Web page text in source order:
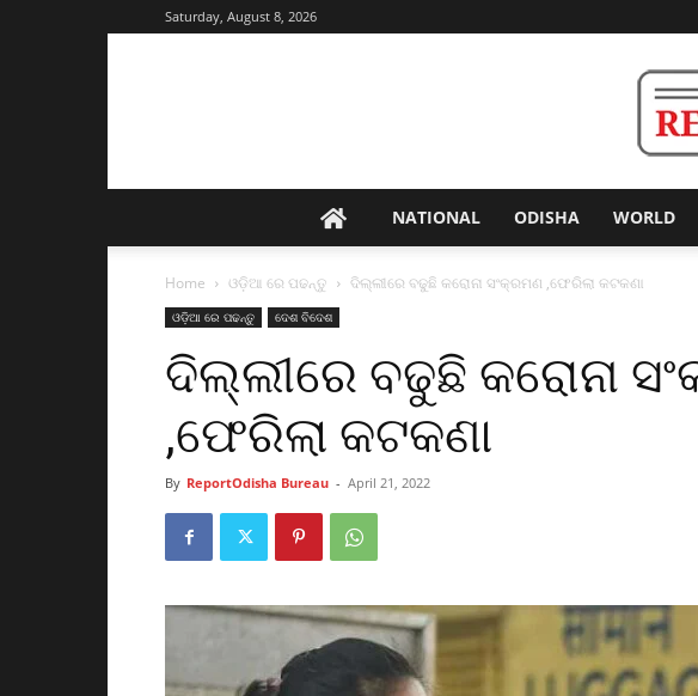
Saturday, August 8, 2026
NATIONAL ODISHA WORLD
Home ଓଡ଼ିଆ ରେ ପଢନ୍ତୁ ଦିଲ୍ଲୀରେ ବଢୁଛି କରୋନା ସଂକ୍ରମଣ ,ଫେରିଲା କଟକଣା
ଓଡ଼ିଆ ରେ ପଢନ୍ତୁ ଦେଶ ବିଦେଶ
ଦିଲ୍ଲୀରେ ବଢୁଛି କରୋନା
,ଫେରିଲା କଟକଣା
By ReportOdisha Bureau - April 21, 2022